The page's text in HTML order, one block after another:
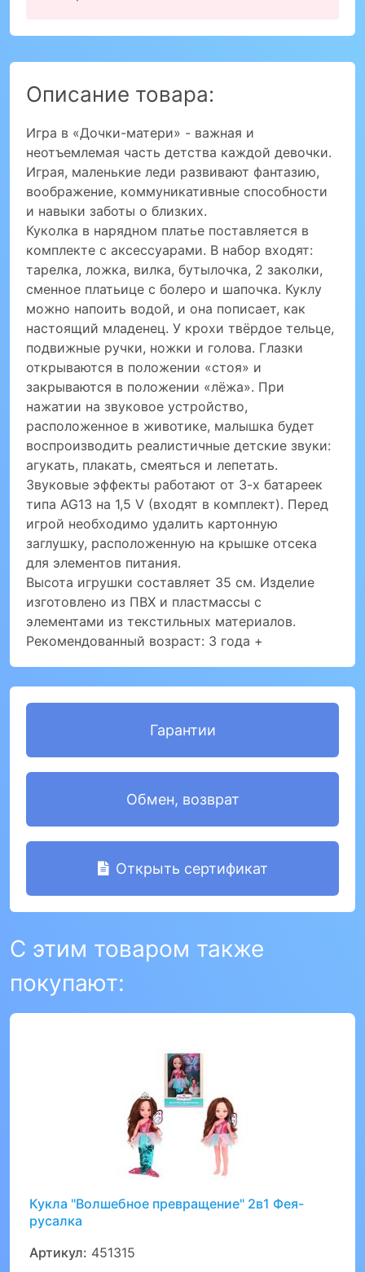
Описание товара:
Игра в «Дочки-матери» - важная и
неотъемлемая часть детства каждой девочки.
Играя, маленькие леди развивают фантазию,
воображение, коммуникативные способности
и навыки заботы о близких.
Куколка в нарядном платье поставляется в
комплекте с аксессуарами. В набор входят:
тарелка, ложка, вилка, бутылочка, 2 заколки,
сменное платьице с болеро и шапочка. Куклу
можно напоить водой, и она пописает, как
настоящий младенец. У крохи твёрдое тельце,
подвижные ручки, ножки и голова. Глазки
открываются в положении «стоя» и
закрываются в положении «лёжа». При
нажатии на звуковое устройство,
расположенное в животике, малышка будет
воспроизводить реалистичные детские звуки:
агукать, плакать, смеяться и лепетать.
Звуковые эффекты работают от 3-х батареек
типа AG13 на 1,5 V (входят в комплект). Перед
игрой необходимо удалить картонную
заглушку, расположенную на крышке отсека
для элементов питания.
Высота игрушки составляет 35 см. Изделие
изготовлено из ПВХ и пластмассы с
элементами из текстильных материалов.
Рекомендованный возраст: 3 года +
Гарантии
Обмен, возврат
Открыть сертификат
С этим товаром также
покупают:
Кукла "Волшебное превращение" 2в1 Фея-
русалка
Артикул: 451315